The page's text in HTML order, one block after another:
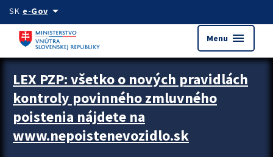
Preskocit na hlavný obsah
SK e-Govarrow_drop_down
Menu menu
Zastavit automatický posun upútavok
LEX PZP: všetko o nových pravidlách
kontroly povinného zmluvného
poistenia nájdete na
www.nepoistenevozidlo.sk